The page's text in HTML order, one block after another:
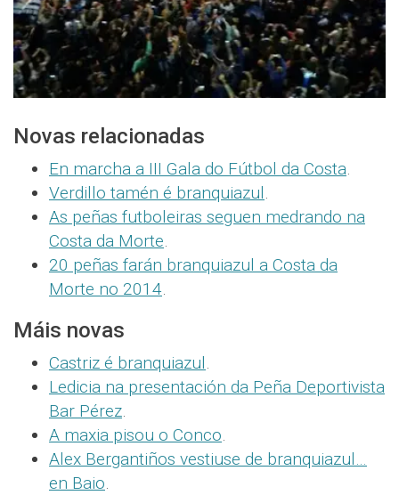
Novas relacionadas
En marcha a III Gala do Fútbol da Costa.
Verdillo tamén é branquiazul.
As peñas futboleiras seguen medrando na
Costa da Morte.
20 peñas farán branquiazul a Costa da
Morte no 2014.
Máis novas
Castriz é branquiazul.
Ledicia na presentación da Peña Deportivista
Bar Pérez.
A maxia pisou o Conco.
Alex Bergantiños vestiuse de branquiazul…
en Baio.